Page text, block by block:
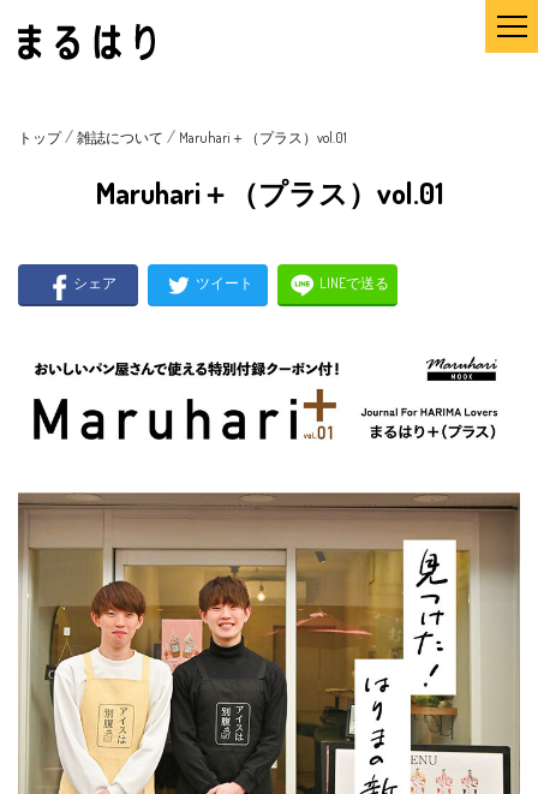
トップ/ 雑誌について / Maruhari＋（プラス）vol.01
Maruhari＋（プラス）vol.01
シェア ツイート LINEで送る